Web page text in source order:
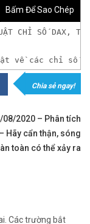
Bấm Để Sao Chép
CHỈ SỐ DAX, TỶ
về các chỉ số
31-
𝐭à𝐢 𝐜𝐡í𝐧𝐡
𝘜𝘺 𝘛í𝘯 𝘷à 𝘱𝘩ù
𝘯ổ𝘪 𝘵𝘪ế𝘯𝘨
𝘯ổ𝘪 𝘵𝘪ế𝘯𝘨 𝘯𝘩ấ𝘵
Chia sẻ ngay!
08/2020 – Phân tích
Hãy cẩn thận, sóng
toàn có thể xảy ra
Các trường bắt